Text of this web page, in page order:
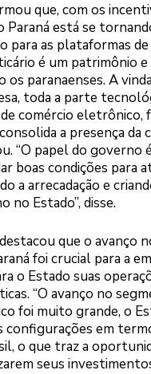
que, com os
Paraná está se
para as plataformas
é um patrimônio e
paranaenses. A
toda a parte
comércio eletrônico,
a presença da
“O papel do governo
boas condições para
a arrecadação e
no Estado”, disse.
que o avanço
foi crucial para a
o Estado suas
“O avanço no
foi muito grande, o
configurações em
o que traz a
seus